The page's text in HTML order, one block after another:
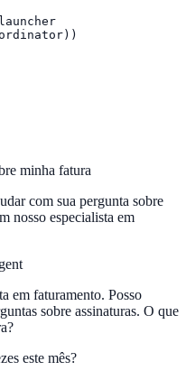
minha fatura
com sua pergunta sobre
nosso especialista em
em faturamento. Posso
sobre assinaturas. O que
este mês?